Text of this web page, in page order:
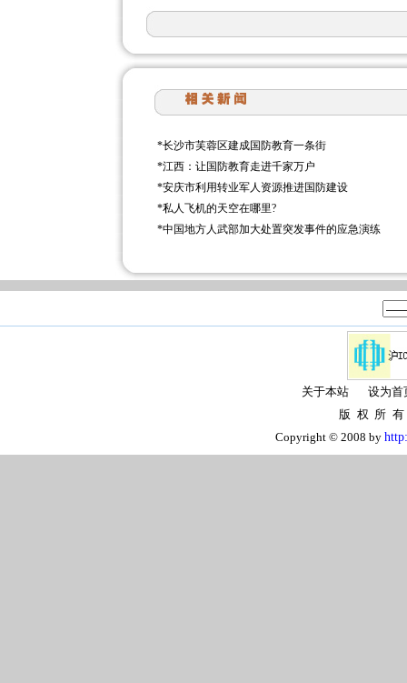
*长沙市芙蓉区建成国防教育一条街
*江西：让国防教育走进千家万户
*安庆市利用转业军人资源推进国防建设
*私人飞机的天空在哪里?
*中国地方人武部加大处置突发事件的应急演练